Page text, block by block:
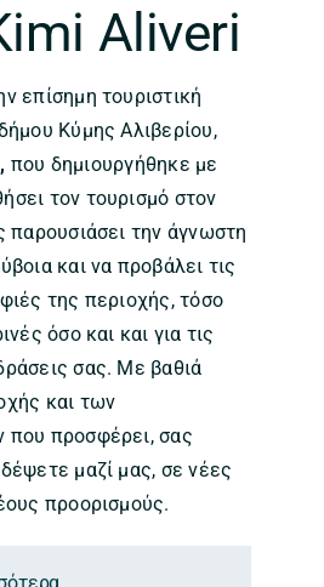
Aliveri
επίσημη τουριστική
Κύμης Αλιβερίου,
, που δημιουργήθηκε με
τον τουρισμό στον
παρουσιάσει την άγνωστη
και να προβάλει τις
της περιοχής, τόσο
όσο και και για τις
σας. Με βαθιά
και των
που προσφέρει, σας
μαζί μας, σε νέες
προορισμούς.